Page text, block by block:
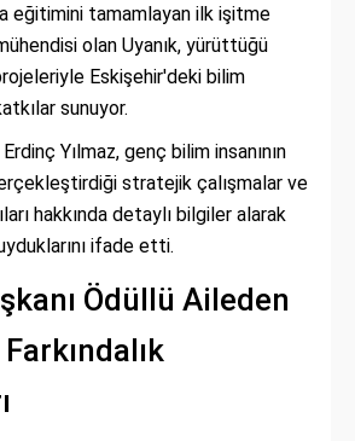
eğitimini tamamlayan ilk işitme
olan Uyanık, yürüttüğü
Eskişehir'deki bilim
sunuyor.
Yılmaz, genç bilim insanının
stratejik çalışmalar ve
hakkında detaylı bilgiler alarak
ifade etti.
Ödüllü Aileden